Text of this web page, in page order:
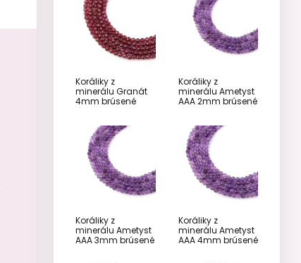
Koráliky z
minerálu Granát
4mm brúsené
Koráliky z
minerálu Ametyst
AAA 2mm brúsené
Koráliky z
minerálu Ametyst
AAA 3mm brúsené
Koráliky z
minerálu Ametyst
AAA 4mm brúsené